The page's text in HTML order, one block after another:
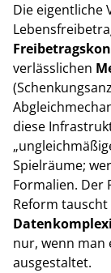
Die eigentliche
verlässlichen
diese
Spielräume;
Formalien. Der
Reform
nur, wenn man
ausgestaltet.